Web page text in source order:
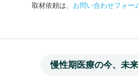
取材依頼は、 お問い合わせフォー
慢性期医療の今、未来